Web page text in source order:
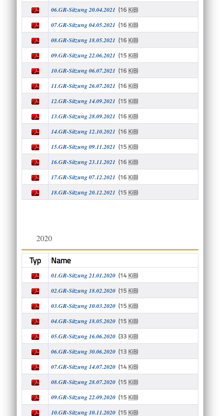
06.GR-Sitzung 20.04.2021 (16 KiB)
07.GR-Sitzung 04.05.2021 (16 KiB)
08.GR-Sitzung 18.05.2021 (16 KiB)
09.GR-Sitzung 22.06.2021 (15 KiB)
10.GR-Sitzung 06.07.2021 (16 KiB)
11.GR-Sitzung 26.07.2021 (16 KiB)
12.GR-Sitzung 14.09.2021 (15 KiB)
13.GR-Sitzung 28.09.2021 (16 KiB)
14.GR-Sitzung 12.10.2021 (16 KiB)
15.GR-Sitzung 09.11.2021 (15 KiB)
16.GR-Sitzung 23.11.2021 (16 KiB)
17.GR-Sitzung 07.12.2021 (16 KiB)
18.GR-Sitzung 20.12.2021 (15 KiB)
2020
Typ Name
01.GR-Sitzung 21.01.2020 (14 KiB)
02.GR-Sitzung 18.02.2020 (15 KiB)
03.GR-Sitzung 10.03.2020 (15 KiB)
04.GR-Sitzung 18.05.2020 (15 KiB)
05.GR-Sitzung 16.06.2020 (33 KiB)
06.GR-Sitzung 30.06.2020 (13 KiB)
07.GR-Sitzung 14.07.2020 (14 KiB)
08.GR-Sitzung 28.07.2020 (15 KiB)
09.GR-Sitzung 22.09.2020 (15 KiB)
10.GR-Sitzung 10.11.2020 (15 KiB)